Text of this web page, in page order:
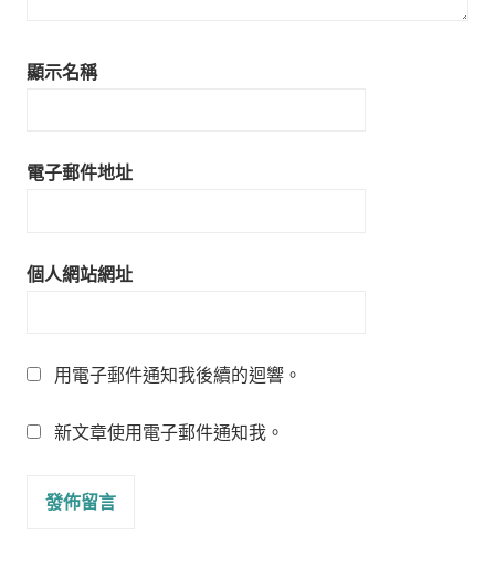
顯示名稱
電子郵件地址
個人網站網址
用電子郵件通知我後續的迴響。
新文章使用電子郵件通知我。